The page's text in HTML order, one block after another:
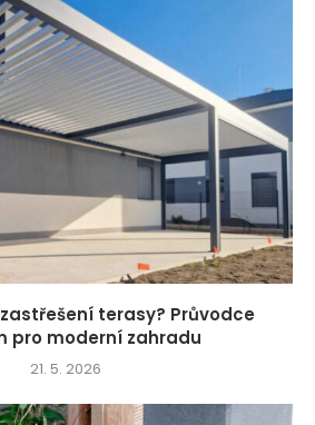
terasy? Průvodce
pro moderní zahradu
21. 5. 2026